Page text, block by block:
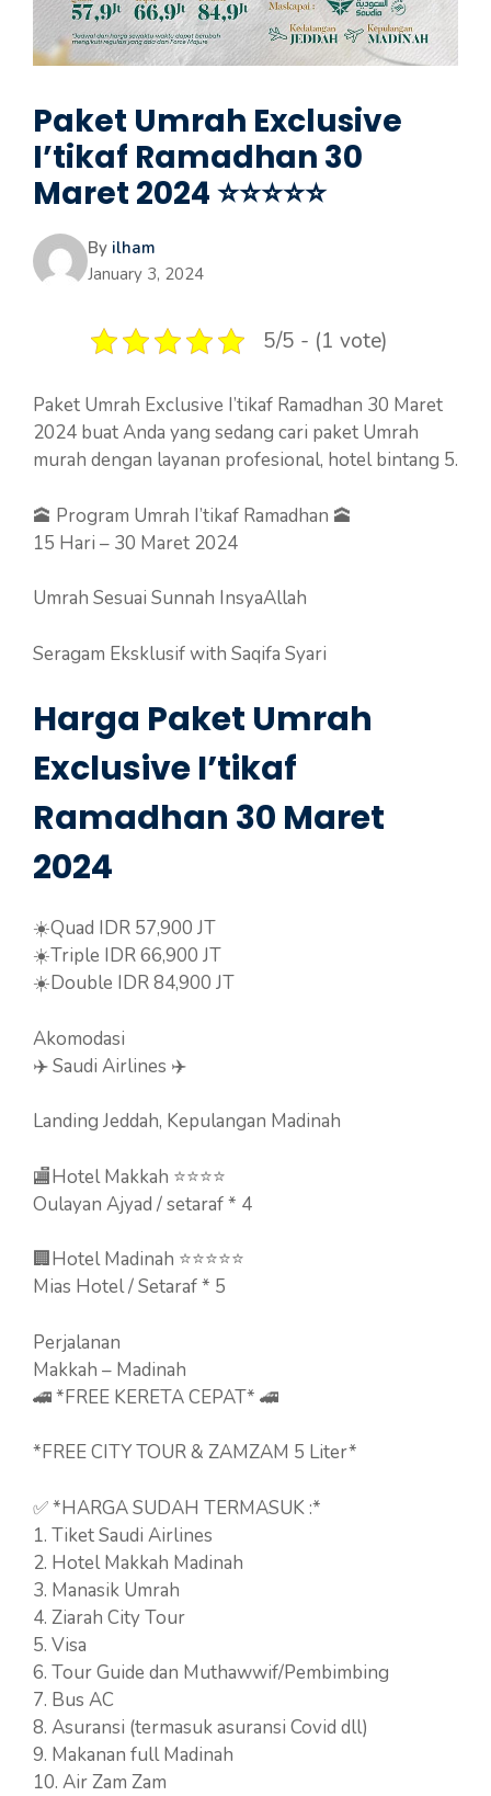
Paket Umrah Exclusive
I’tikaf Ramadhan 30
Maret 2024 ⭐⭐⭐⭐⭐
By ilham
January 3, 2024
5/5 - (1 vote)
Paket Umrah Exclusive I’tikaf Ramadhan 30 Maret
2024 buat Anda yang sedang cari paket Umrah
murah dengan layanan profesional, hotel bintang 5.
🕋 Program Umrah I’tikaf Ramadhan 🕋
15 Hari – 30 Maret 2024
Umrah Sesuai Sunnah InsyaAllah
Seragam Eksklusif with Saqifa Syari
Harga Paket Umrah
Exclusive I’tikaf
Ramadhan 30 Maret
2024
☀️Quad IDR 57,900 JT
☀️Triple IDR 66,900 JT
☀️Double IDR 84,900 JT
Akomodasi
✈️ Saudi Airlines ✈️
Landing Jeddah, Kepulangan Madinah
🏬Hotel Makkah ⭐⭐⭐⭐
Oulayan Ajyad / setaraf * 4
🏢Hotel Madinah ⭐⭐⭐⭐⭐
Mias Hotel / Setaraf * 5
Perjalanan
Makkah – Madinah
🚄 *FREE KERETA CEPAT* 🚄
*FREE CITY TOUR & ZAMZAM 5 Liter*
✅ *HARGA SUDAH TERMASUK :*
1. Tiket Saudi Airlines
2. Hotel Makkah Madinah
3. Manasik Umrah
4. Ziarah City Tour
5. Visa
6. Tour Guide dan Muthawwif/Pembimbing
7. Bus AC
8. Asuransi (termasuk asuransi Covid dll)
9. Makanan full Madinah
10. Air Zam Zam